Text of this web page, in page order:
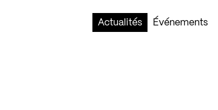
Actualités
Événements